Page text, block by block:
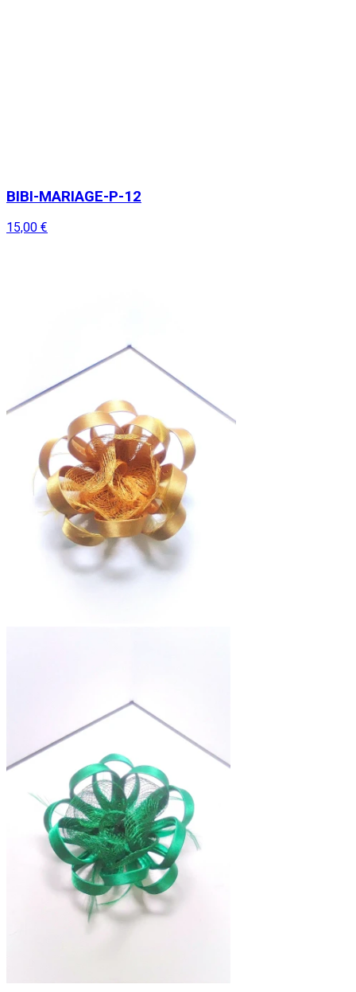
BIBI-MARIAGE-P-12
15,00 €